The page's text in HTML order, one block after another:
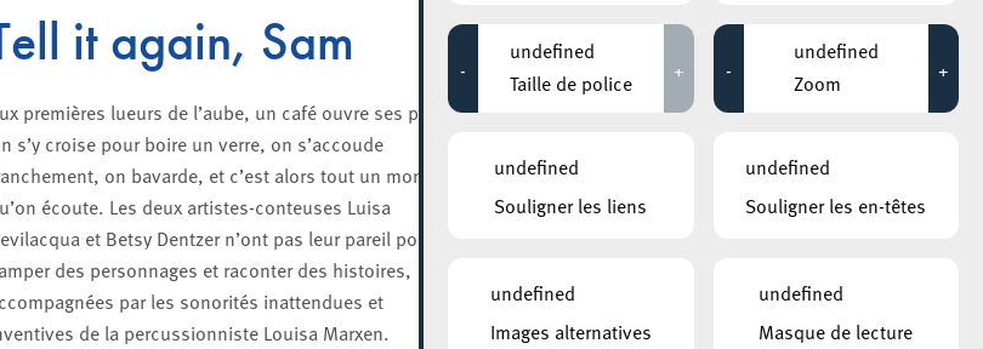
it again, Sam
premières lueurs de l’aube, un café ouvre ses portes.
s’y croise pour boire un verre, on s’accoude
on bavarde, et c’est alors tout un monde
écoute. Les deux artistes-conteuses Luisa
et Betsy Dentzer n’ont pas leur pareil pour
des personnages et raconter des histoires,
par les sonorités inattendues et
de la percussionniste Louisa Marxen.
MOSAÏQUE CLUB – CLUB SENIOR À
ESCH/ALZETTE
Atelier créatif : Couronne
de Noël
ALZETTE.
Programme Marché de
-
undefined
Taille de police
+ -
undefined
Zoom
+
undefined
Souligner les liens
undefined
Souligner les en-têtes
undefined
Images alternatives
undefined
Masque de lecture